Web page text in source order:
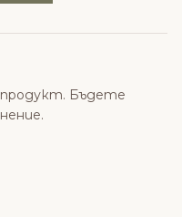
Бъдете